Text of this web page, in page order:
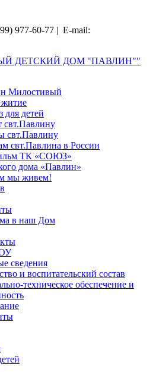
977-60-77 | E-mail:
ДЕТСКИЙ ДОМ "ПАВЛИН""
Милостивый
житие
для детей
свт.Павлину
свт.Павлину
свт.Павлина в России
ТК «СОЮЗ»
дома «Павлин»
мы живем!
в наш Дом
сведения
и воспитательский состав
техническое обеспечение и